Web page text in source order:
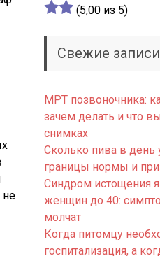
не
(5,00 из 5)
Свежие записи
МРТ позвоночника:
зачем делать и что
снимках
Сколько пива в день
границы нормы и
Синдром истощения
женщин до 40:
молчат
Когда питомцу
госпитализация, а